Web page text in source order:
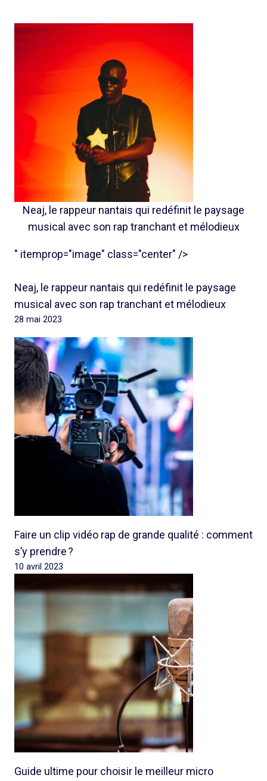
Neaj, le rappeur nantais qui redéfinit le paysage
musical avec son rap tranchant et mélodieux
" itemprop="image" class="center" />
Neaj, le rappeur nantais qui redéfinit le paysage
musical avec son rap tranchant et mélodieux
28 mai 2023
Faire un clip vidéo rap de grande qualité : comment
s’y prendre ?
10 avril 2023
Guide ultime pour choisir le meilleur micro